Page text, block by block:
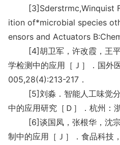
[3]Sderstrmc,Winquist
ition of*microbial species
ensors and Actuators
[4]胡卫军，许改霞，王平
学检测中的应用［Ｊ］．国外
005,28(4):213-217．
[5]刘淼．智能人工味觉分
中的应用研究［Ｄ］．杭州：
[6]谈国凤，张根华，沈宗
制中的应用［Ｊ］．食品科技